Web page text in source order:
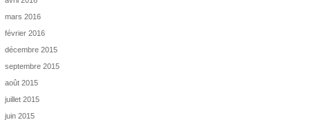
mars 2016
février 2016
décembre 2015
septembre 2015
août 2015
juillet 2015
juin 2015